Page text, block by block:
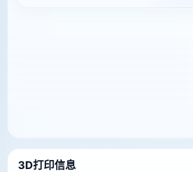
3D打印信息